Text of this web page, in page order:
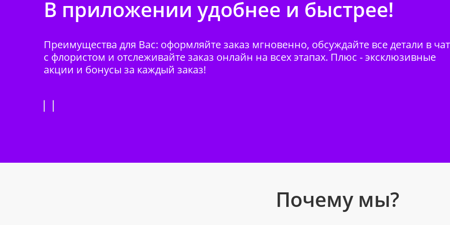
В приложении удобнее и быстрее!
Преимущества для Вас: оформляйте заказ мгновенно, обсуждайте все детали в
с флористом и отслеживайте заказ онлайн на всех этапах. Плюс - эксклюзивные
акции и бонусы за каждый заказ!
Почему мы?